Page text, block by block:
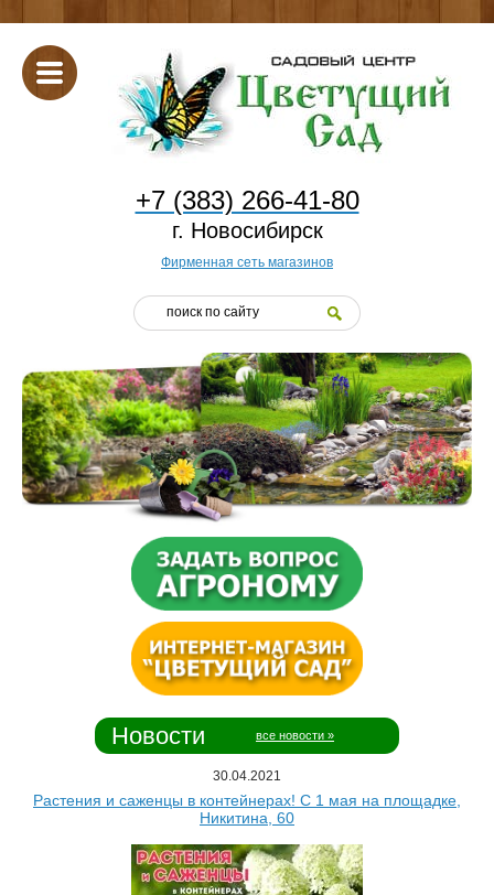
+7 (383) 266-41-80
г. Новосибирск
Фирменная сеть магазинов
Новости все новости »
30.04.2021
Растения и саженцы в контейнерах! С 1 мая на площадке,
Никитина, 60